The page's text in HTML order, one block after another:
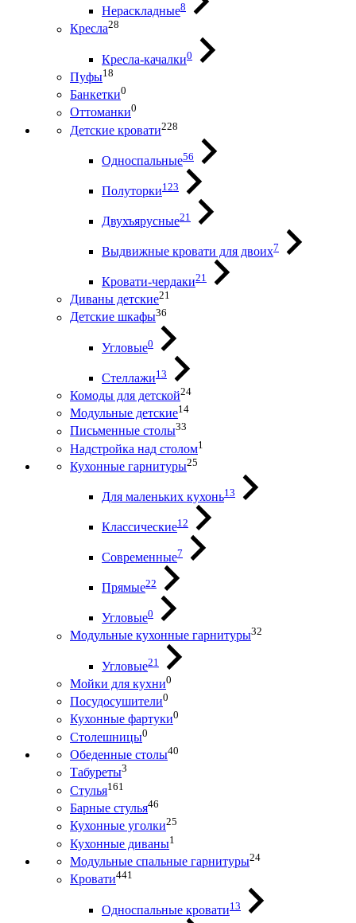
Нераскладные8
Кресла28
Кресла-качалки0
Пуфы18
Банкетки0
Оттоманки0
Детские кровати228
Односпальные56
Полуторки123
Двухъярусные21
Выдвижные кровати для двоих7
Кровати-чердаки21
Диваны детские21
Детские шкафы36
Угловые0
Стеллажи13
Комоды для детской24
Модульные детские14
Письменные столы33
Надстройка над столом1
Кухонные гарнитуры25
Для маленьких кухонь13
Классические12
Современные7
Прямые22
Угловые0
Модульные кухонные гарнитуры32
Угловые21
Мойки для кухни0
Посудосушители0
Кухонные фартуки0
Столешницы0
Обеденные столы40
Табуреты3
Стулья161
Барные стулья46
Кухонные уголки25
Кухонные диваны1
Модульные спальные гарнитуры24
Кровати441
Односпальные кровати13